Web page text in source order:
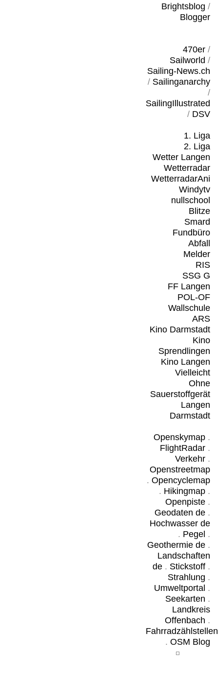
Brightsblog /
Blogger
470er/
Sailworld /
Sailing-News.ch
/ Sailinganarchy
/
SailingIllustrated
/ DSV
1. Liga
2. Liga
Wetter Langen
Wetterradar
WetterradarAni
Windytv
nullschool
Blitze
Smard
Fundbüro
Abfall
Melder
RIS
SSG G
FF Langen
POL-OF
Wallschule
ARS
Kino Darmstadt
Kino
Sprendlingen
Kino Langen
Vielleicht
Ohne
Sauerstoffgerät
Langen
Darmstadt
Openskymap.
FlightRadar.
Verkehr.
Openstreetmap
. Opencyclemap
. Hikingmap.
Openpiste.
Geodaten de.
Hochwasser de
. Pegel .
Geothermie de.
Landschaften
de. Stickstoff.
Strahlung .
Umweltportal .
Seekarten .
Landkreis
Offenbach .
Fahrradzählstellen
. OSM Blog